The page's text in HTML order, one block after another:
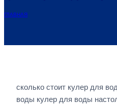
ГЛАВНАЯ
сколько стоит кулер для
воды кулер для воды